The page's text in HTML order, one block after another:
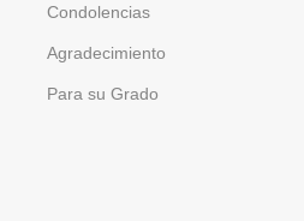
Condolencias
Agradecimiento
Para su Grado